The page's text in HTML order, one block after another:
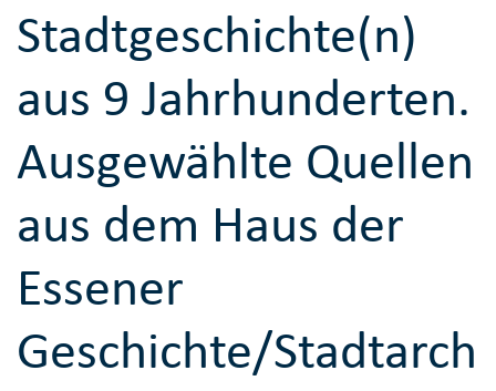
Stadtgeschichte(n)
aus 9 Jahrhunderten.
Ausgewählte Quellen
aus dem Haus der
Essener
Geschichte/